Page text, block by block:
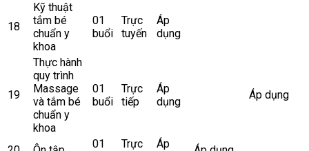
18
Kỹ thuật
tắm bé
chuẩn y
khoa
01
buổi
Trực
tuyến
Áp
dụng
19
Thực hành
quy trình
Massage
và tắm bé
chuẩn y
khoa
01
buổi
Trực
tiếp
Áp
dụng
Áp dụng
01
Trực
Áp